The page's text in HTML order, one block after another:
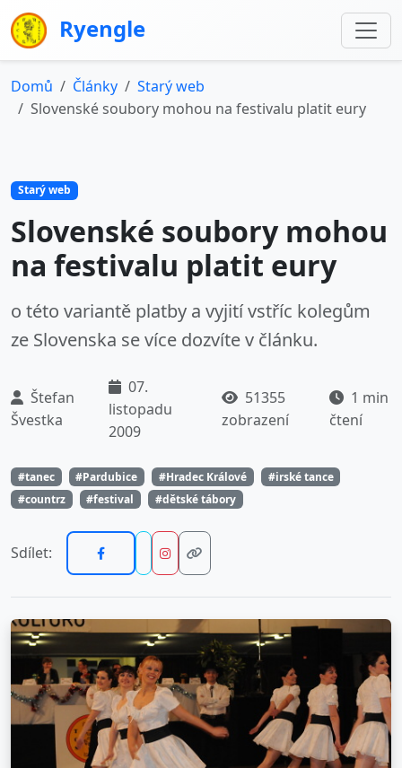
Ryengle
Domů Články
Starý web
Slovenské soubory mohou na festivalu platit eury
Starý web
Slovenské soubory mohou
na festivalu platit eury
o této variantě platby a vyjití vstříc kolegům
ze Slovenska se více dozvíte v článku.
Štefan
Švestka
07.
listopadu
2009
51355
zobrazení
1 min
čtení
#tanec #Pardubice #Hradec Králové
#irské tance
#countrz
#festival #dětské tábory
Sdílet: